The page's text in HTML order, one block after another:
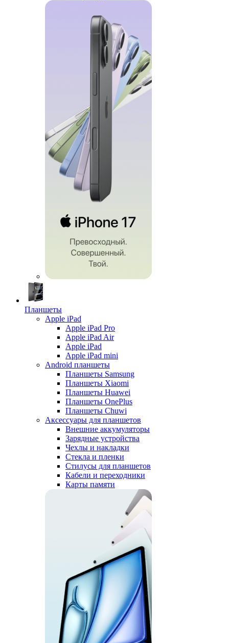
Планшеты
Apple iPad
Apple iPad Pro
Apple iPad Air
Apple iPad
Apple iPad mini
Android планшеты
Планшеты Samsung
Планшеты Xiaomi
Планшеты Huawei
Планшеты OnePlus
Планшеты Chuwi
Аксессуары для планшетов
Внешние аккумуляторы
Зарядные устройства
Чехлы и накладки
Стекла и пленки
Стилусы для планшетов
Кабели и переходники
Карты памяти